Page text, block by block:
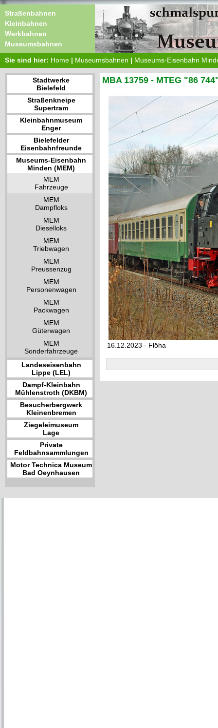
Straßenbahnen
Kleinbahnen
Werkbahnen
Museumsbahnen
Sie sind hier: Home | Museumsbahnen | Museums-Eisenbahn
Stadtwerke
Bielefeld
Straßenkneipe
Supertram
Kleinbahnmuseum
Enger
Bielefelder
Eisenbahnfreunde
Museums-Eisenbahn
Minden (MEM)
MEM
Fahrzeuge
MEM
Dampfloks
MEM
Dieselloks
MEM
Triebwagen
MEM
Preussenzug
MEM
Personenwagen
MEM
Packwagen
MEM
Güterwagen
MEM
Sonderfahrzeuge
Landeseisenbahn
Lippe (LEL)
Dampf-Kleinbahn
Mühlenstroth (DKBM)
Besucherbergwerk
Kleinenbremen
Ziegeleimuseum
Lage
Private
Feldbahnsammlungen
Motor Technica Museum
Bad Oeynhausen
MBA 13759 - MTEG "86
16.12.2023 - Flöha